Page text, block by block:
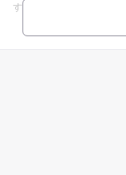
す。 6本のコースが並ぶ
ます。毎年7月中旬から
間に水泳や水遊びを楽